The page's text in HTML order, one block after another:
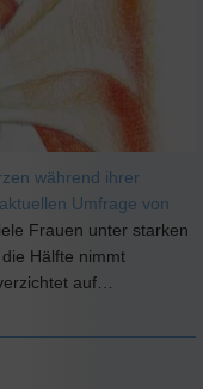
während ihrer
Umfrage von
Frauen unter starken
Hälfte nimmt
auf…